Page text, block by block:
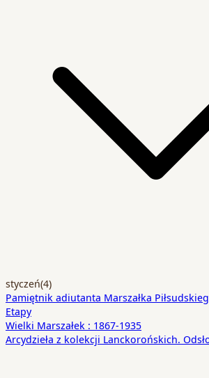
styczeń(4)
Pamiętnik adiutanta Marszałka
Etapy
Wielki Marszałek : 1867-1935
Arcydzieła z kolekcji Lanckorońskich.